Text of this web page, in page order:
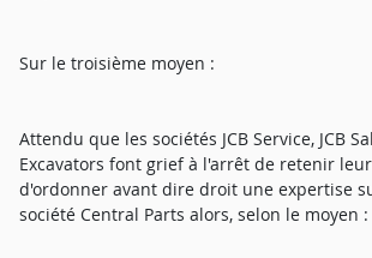
Sur le troisième moyen :
Attendu que les sociétés JCB Service, JCB
Excavators font grief à l'arrêt de retenir
d'ordonner avant dire droit une expertise
société Central Parts alors, selon le moyen :